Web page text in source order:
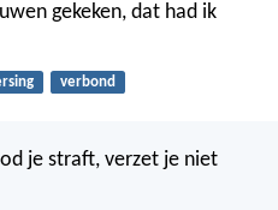
gekeken, dat had ik
verbond
je straft, verzet je niet